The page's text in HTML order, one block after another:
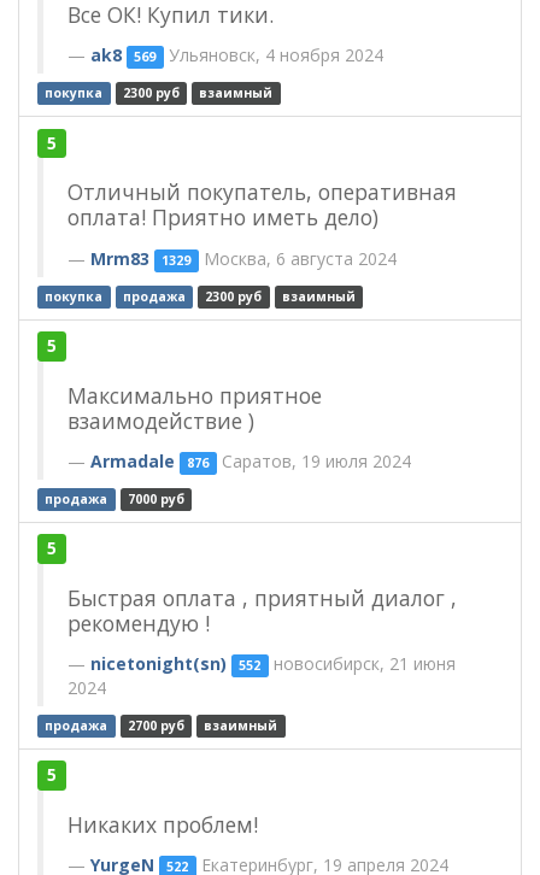
Все ОК! Купил тики.
ak8 569 Ульяновск, 4 ноября 2024
покупка 2300 руб взаимный
5
Отличный покупатель, оперативная
оплата! Приятно иметь дело)
Mrm83 1329 Москва, 6 августа 2024
покупка продажа 2300 руб взаимный
5
Максимально приятное
взаимодействие )
Armadale 876 Саратов, 19 июля 2024
продажа 7000 руб
5
Быстрая оплата , приятный диалог ,
рекомендую !
nicetonight(sn) 552 новосибирск, 21 июня
2024
продажа 2700 руб взаимный
5
Никаких проблем!
YurgeN 522 Екатеринбург, 19 апреля 2024